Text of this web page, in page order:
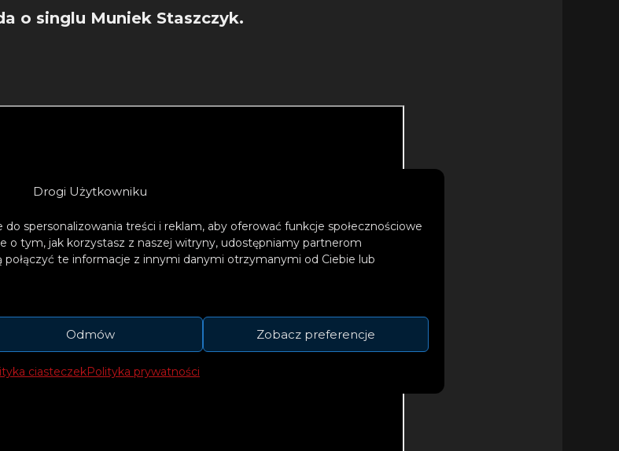
Drogi Użytkowniku
spersonalizowania treści i reklam, aby oferować funkcje społecznościowe
o tym, jak korzystasz z naszej witryny, udostępniamy partnerom
te informacje z innymi danymi otrzymanymi od Ciebie lub
Odmów Zobacz preferencje
ciasteczekPolityka prywatności
o singlu Muniek Staszczyk.